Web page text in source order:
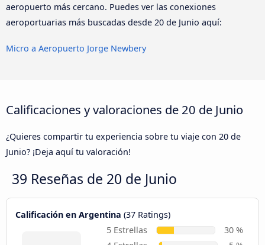
aeropuerto más cercano. Puedes ver las conexiones
aeroportuarias más buscadas desde 20 de Junio aquí:
Micro a Aeropuerto Jorge Newbery
Calificaciones y valoraciones de 20 de Junio
¿Quieres compartir tu experiencia sobre tu viaje con 20 de
Junio? ¡Deja aquí tu valoración!
39 Reseñas de 20 de Junio
Calificación en Argentina (37 Ratings)
5 Estrellas
30 %